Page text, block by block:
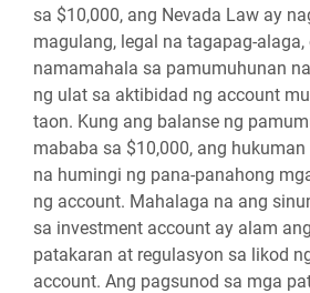
sa $10,000, ang Nevada Law ay
magulang, legal na tagapag-
namamahala sa pamumuhunan
ng ulat sa aktibidad ng account
taon. Kung ang balanse ng
mababa sa $10,000, ang
na humingi ng pana-panahong
ng account. Mahalaga na ang
sa investment account ay alam
patakaran at regulasyon sa likod
account. Ang pagsunod sa mga